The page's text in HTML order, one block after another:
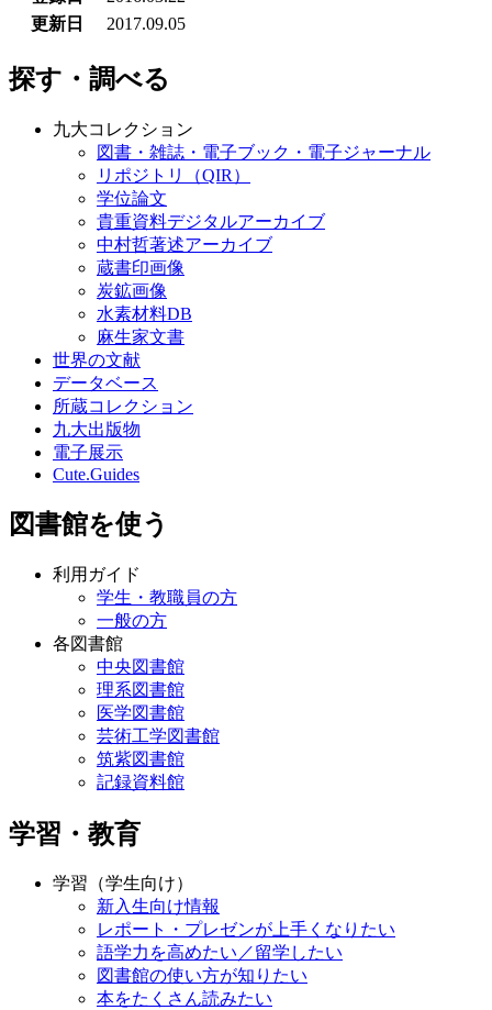
更新日
2017.09.05
探す・調べる
九大コレクション
図書・雑誌・電子ブック・電子ジャーナル
リポジトリ（QIR）
学位論文
貴重資料デジタルアーカイブ
中村哲著述アーカイブ
蔵書印画像
炭鉱画像
水素材料DB
麻生家文書
世界の文献
データベース
所蔵コレクション
九大出版物
電子展示
Cute.Guides
図書館を使う
利用ガイド
学生・教職員の方
一般の方
各図書館
中央図書館
理系図書館
医学図書館
芸術工学図書館
筑紫図書館
記録資料館
学習・教育
学習（学生向け）
新入生向け情報
レポート・プレゼンが上手くなりたい
語学力を高めたい／留学したい
図書館の使い方が知りたい
本をたくさん読みたい